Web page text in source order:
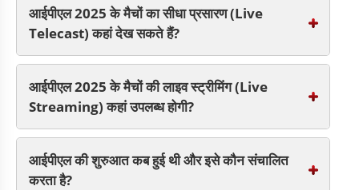
आईपीएल 2025 के मैचों का सीधा प्रसारण (Live
Telecast) कहां देख सकते हैं?
आईपीएल 2025 के मैचों की लाइव स्ट्रीमिंग (Live
Streaming) कहां उपलब्ध होगी?
आईपीएल की शुरुआत कब हुई थी और इसे कौन संचालित
करता है?